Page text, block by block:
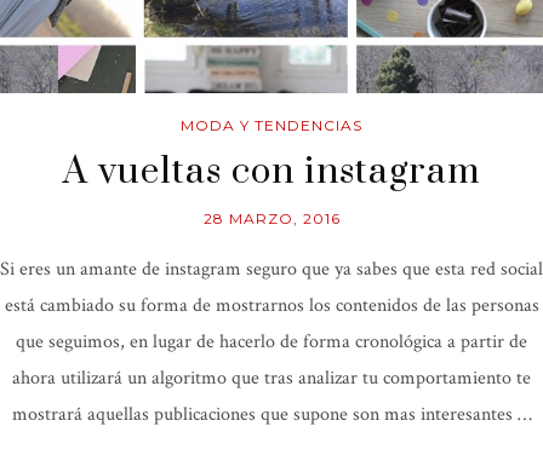
MODA Y TENDENCIAS
A vueltas con instagram
28 MARZO, 2016
Si eres un amante de instagram seguro que ya sabes que esta red social
está cambiado su forma de mostrarnos los contenidos de las personas
que seguimos, en lugar de hacerlo de forma cronológica a partir de
ahora utilizará un algoritmo que tras analizar tu comportamiento te
mostrará aquellas publicaciones que supone son mas interesantes …